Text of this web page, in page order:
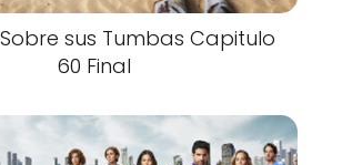
sus Tumbas Capitulo
60 Final